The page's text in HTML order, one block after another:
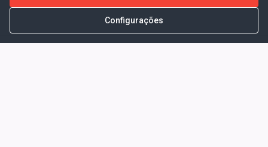
Configurações